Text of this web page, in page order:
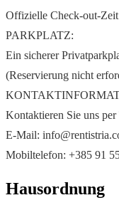
Offizielle Check-out-
PARKPLATZ:
Ein sicherer
(Reservierung nicht
Kontaktieren Sie uns
E-Mail:
Mobiltelefon: +385 91
Hausordnung